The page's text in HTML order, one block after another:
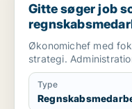
Gitte søger job
direktør / hr-
Økonomichef med
strategi.
Type